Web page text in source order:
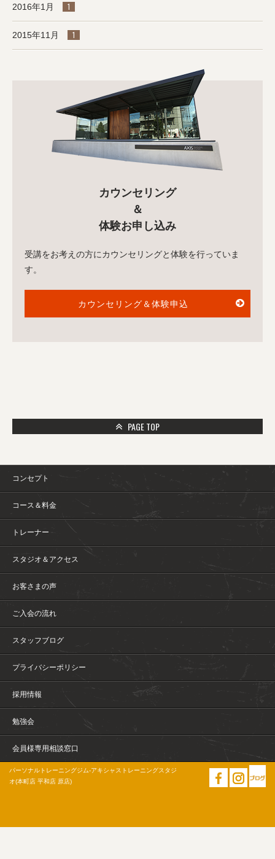
2016年1月 1
2015年11月 1
カウンセリング
＆
体験お申し込み
受講をお考えの方にカウンセリングと体験を行っていま
す。
カウンセリング＆体験申込
PAGE TOP
コンセプト
コース＆料金
トレーナー
スタジオ＆アクセス
お客さまの声
ご入会の流れ
スタッフブログ
プライバシーポリシー
採用情報
勉強会
会員様専用相談窓口
パーソナルトレーニングジム-アキシャストレーニングスタジ
オ(本町店 平和店 原店)